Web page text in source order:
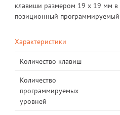
клавиши размером 19 x 19 мм в
позиционный
Характеристики
Количество клавиш
Количество
программируемых
уровней